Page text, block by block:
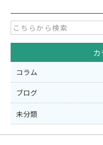
e
b
o
o
k
er
コラム
ブログ
未分類